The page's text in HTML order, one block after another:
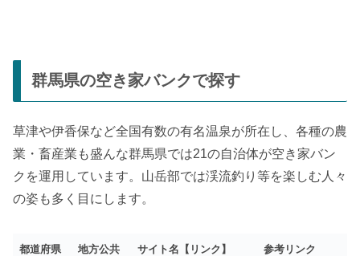
群馬県の空き家バンクで探す
草津や伊香保など全国有数の有名温泉が所在し、各種の農
業・畜産業も盛んな群馬県では21の自治体が空き家バン
クを運用しています。山岳部では渓流釣り等を楽しむ人々
の姿も多く目にします。
都道府県
地方公共
サイト名【リンク】 参考リンク